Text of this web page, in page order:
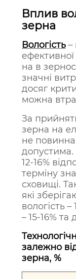
Вплив
зерна
Во­логість–
на в
значні
досяг
можна
За
зерна на
не
12-16%
терміну
сховищі.
які
вологість
– 15-16% та
залежно
зерна, %